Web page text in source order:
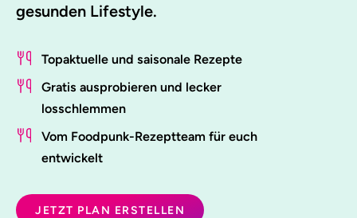
gesunden Lifestyle.
Topaktuelle und saisonale Rezepte
Gratis ausprobieren und lecker
losschlemmen
Vom Foodpunk-Rezeptteam für euch
entwickelt
JETZT PLAN ERSTELLEN